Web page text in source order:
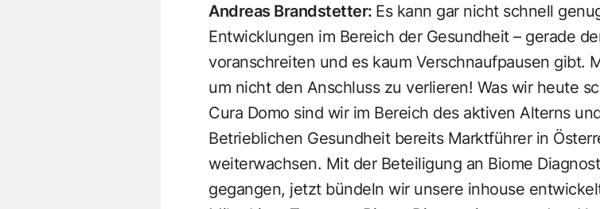
Andreas Brandstetter: Es kann gar nicht schnell
Entwicklungen im Bereich der Gesundheit – gerade
voranschreiten und es kaum Verschnaufpausen gibt.
um nicht den Anschluss zu verlieren! Was wir heute
Cura Domo sind wir im Bereich des aktiven Alterns
Betrieblichen Gesundheit bereits Marktführer in
weiterwachsen. Mit der Beteiligung an Biome
gegangen, jetzt bündeln wir unsere inhouse